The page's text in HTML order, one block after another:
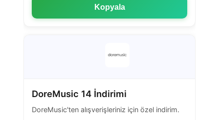
Kopyala
DoreMusic 14 İndirimi
DoreMusic'ten alışverişleriniz için özel indirim.